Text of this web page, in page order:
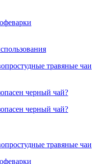
травяные чаи
черный чай?
черный чай?
травяные чаи